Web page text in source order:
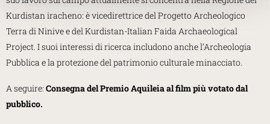
Kurdistan iracheno: è vicedirettrice del Progetto Archeologico
Terra di Ninive e del Kurdistan-Italian Faida Archaeological
Project. I suoi interessi di ricerca includono anche l’Archeologia
Pubblica e la protezione del patrimonio culturale minacciato.
A seguire: Consegna del Premio Aquileia al film più votato dal
pubblico.